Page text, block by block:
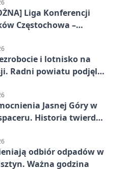
Liga Konferencji
Częstochowa –
eliminacji
i lotnisko na
Radni powiatu podjęli
Jasnej Góry w
Historia twierdzy
odbiór odpadów w
Ważna godzina